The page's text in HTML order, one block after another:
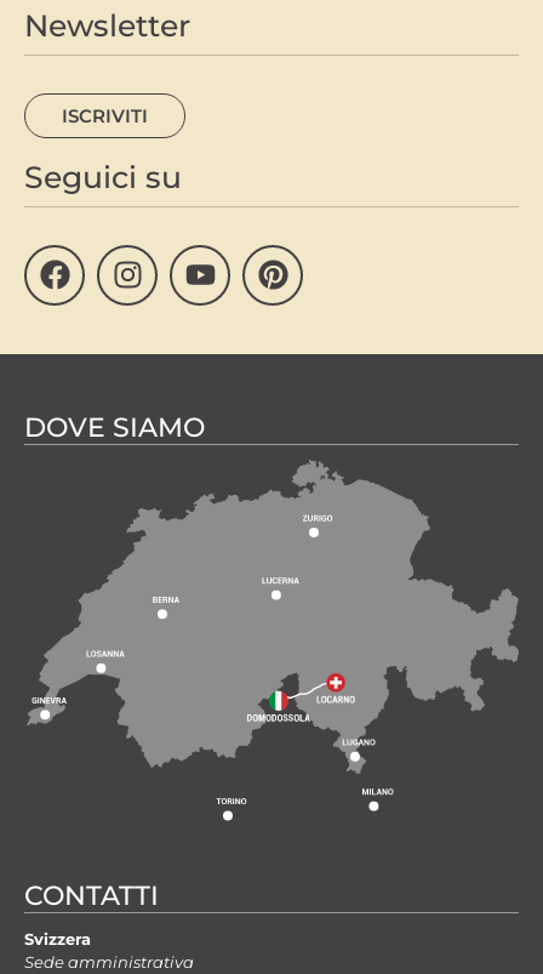
Newsletter
ISCRIVITI
Seguici su
DOVE SIAMO
CONTATTI
Svizzera
Sede amministrativa